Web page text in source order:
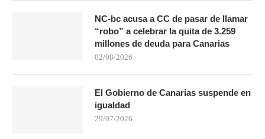
NC-bc acusa a CC de pasar de llamar
“robo” a celebrar la quita de 3.259
millones de deuda para Canarias
02/08/2026
El Gobierno de Canarias suspende en
igualdad
29/07/2026